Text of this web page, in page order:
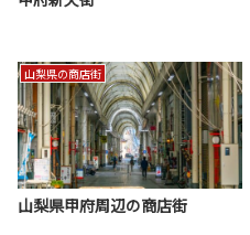
山梨県の商店街
山梨県甲府周辺の商店街